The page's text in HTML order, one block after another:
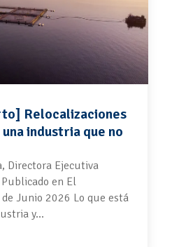
Relocalizaciones
industria que no
Directora Ejecutiva
en El
Junio 2026 Lo que está
y...